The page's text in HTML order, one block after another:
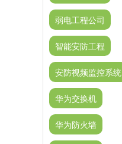
弱电工程公司
智能安防工程
安防视频监控系统
华为交换机
华为防火墙